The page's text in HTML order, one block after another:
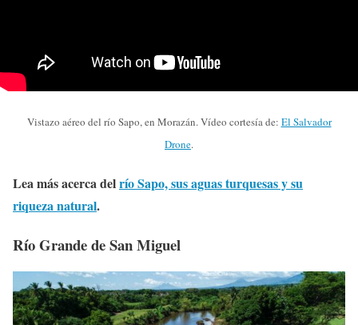
Vistazo aéreo del río Sapo, en Morazán. Vídeo cortesía de: El Salvador
Drone.
Lea más acerca delrío Sapo, sus aguas turquesas y su
riqueza natural.
Río Grande de San Miguel